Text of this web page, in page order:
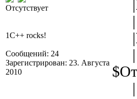
Отсутствует
1C++ rocks!
Сообщений: 24
Зарегистрирован: 23. Августа
2010
|
|
|